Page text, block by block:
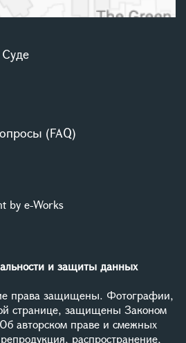
(FAQ)
by e-Works
и защиты данных
права защищены. Фотографии,
странице, защищены Законом
авторском праве и смежных
распространение,